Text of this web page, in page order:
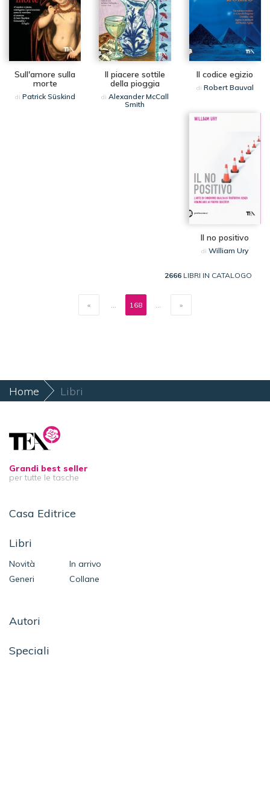
Sull'amore sulla
morte
di Patrick Süskind
Il piacere sottile
della pioggia
di Alexander McCall
Smith
Il codice egizio
di Robert Bauval
Il no positivo
diWilliam Ury
2666 LIBRI IN CATALOGO
« »
... 168 ...
Home Libri
Grandi best seller
per tutte le tasche
Casa Editrice
Libri
Novità
In arrivo
Generi
Collane
Autori
Speciali